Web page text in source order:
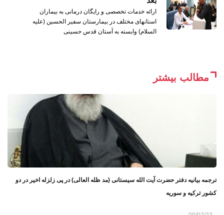
ارائه خدمات تخصصی و رایگان درمانی به بیماران
استانهای مختلف در بیمارستان سفیر الحسین (علیه
السلام) وابسته به آستان قدس حسینی
مطالب بیشتر
ترجمه بیانیه دفتر حضرت آیت الله سیستانی (مد ظله العالی) در پی زلزله اخیر در دو
کشور ترکیه و سوریه